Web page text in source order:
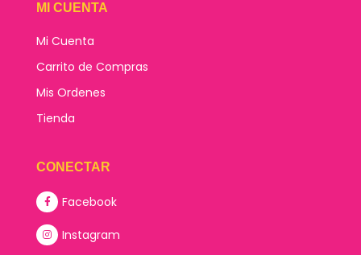
MI CUENTA
Mi Cuenta
Carrito de Compras
Mis Ordenes
Tienda
CONECTAR
Facebook
Instagram